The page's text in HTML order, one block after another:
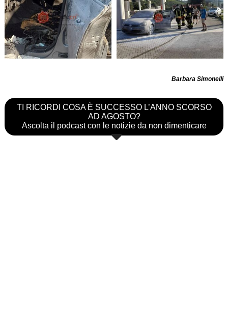
Barbara Simonelli
TI RICORDI COSA È SUCCESSO L’ANNO SCORSO
AD AGOSTO?
Ascolta il podcast con le notizie da non dimenticare